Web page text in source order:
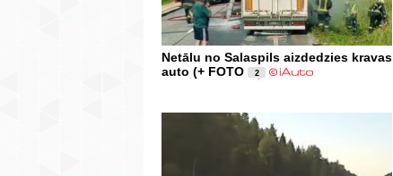
Netālu no Salaspils aizdedzies kravas
auto (+ FOTO
2